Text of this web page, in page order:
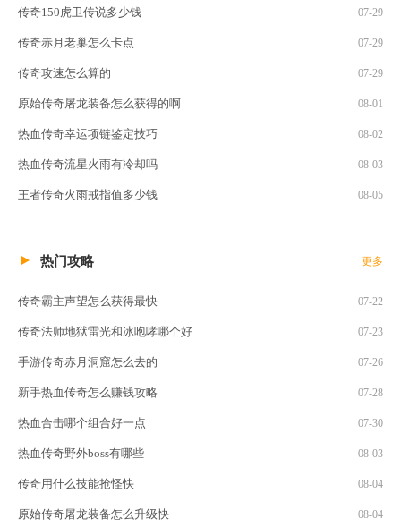
传奇150虎卫传说多少钱 07-29
传奇赤月老巢怎么卡点 07-29
传奇攻速怎么算的 07-29
原始传奇屠龙装备怎么获得的啊 08-01
热血传奇幸运项链鉴定技巧 08-02
热血传奇流星火雨有冷却吗 08-03
王者传奇火雨戒指值多少钱 08-05
热门攻略 更多
传奇霸主声望怎么获得最快 07-22
传奇法师地狱雷光和冰咆哮哪个好 07-23
手游传奇赤月洞窟怎么去的 07-26
新手热血传奇怎么赚钱攻略 07-28
热血合击哪个组合好一点 07-30
热血传奇野外boss有哪些 08-03
传奇用什么技能抢怪快 08-04
原始传奇屠龙装备怎么升级快 08-04